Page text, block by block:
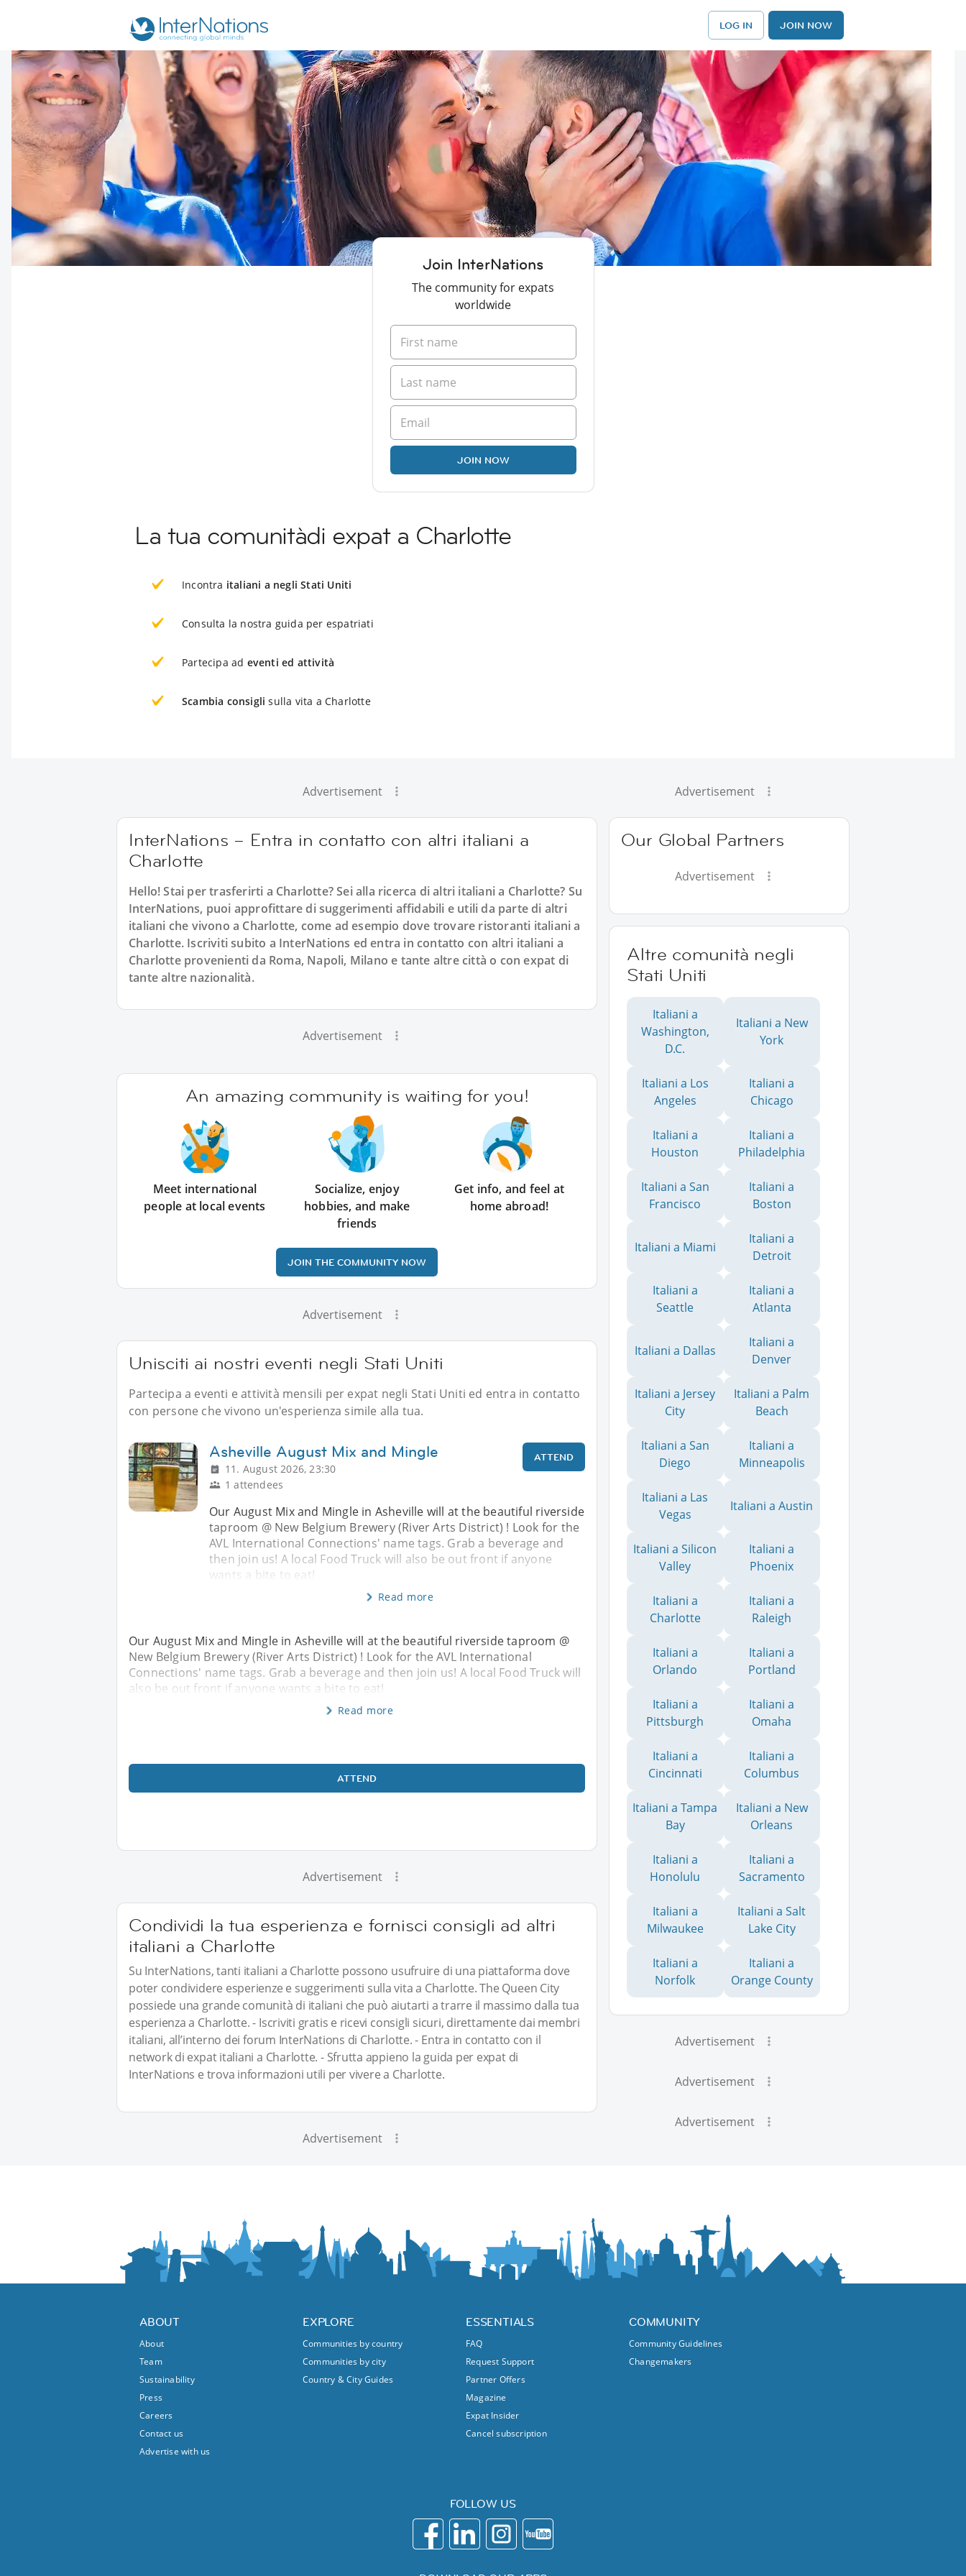
LOG IN JOIN NOW
Join InterNations
The community for expats
worldwide
JOIN NOW
La tua comunitàdi expat a Charlotte
Incontra italiani a negli Stati Uniti
Consulta la nostra guida per espatriati
Partecipa ad eventi ed attività
Scambia consigli sulla vita a Charlotte
Advertisement
InterNations – Entra in contatto con altri italiani a
Charlotte
Hello! Stai per trasferirti a Charlotte? Sei alla ricerca di altri italiani a Charlotte? Su
InterNations, puoi approfittare di suggerimenti affidabili e utili da parte di altri
italiani che vivono a Charlotte, come ad esempio dove trovare ristoranti italiani a
Charlotte. Iscriviti subito a InterNations ed entra in contatto con altri italiani a
Charlotte provenienti da Roma, Napoli, Milano e tante altre città o con expat di
tante altre nazionalità.
Advertisement
An amazing community is waiting for you!
Meet international
people at local events
Socialize, enjoy
hobbies, and make
friends
Get info, and feel at
home abroad!
JOIN THE COMMUNITY NOW
Advertisement
Unisciti ai nostri eventi negli Stati Uniti
Partecipa a eventi e attività mensili per expat negli Stati Uniti ed entra in contatto
con persone che vivono un'esperienza simile alla tua.
Asheville August Mix and Mingle
11. August 2026, 23:30
1 attendees
ATTEND
Our August Mix and Mingle in Asheville will at the beautiful riverside
taproom @ New Belgium Brewery (River Arts District) ! Look for the
AVL International Connections' name tags. Grab a beverage and
then join us! A local Food Truck will also be out front if anyone
wants a bite to eat!
Read more
Our August Mix and Mingle in Asheville will at the beautiful riverside taproom @
New Belgium Brewery (River Arts District) ! Look for the AVL International
Connections' name tags. Grab a beverage and then join us! A local Food Truck will
also be out front if anyone wants a bite to eat!
Read more
ATTEND
Advertisement
Condividi la tua esperienza e fornisci consigli ad altri
italiani a Charlotte
Su InterNations, tanti italiani a Charlotte possono usufruire di una piattaforma dove
poter condividere esperienze e suggerimenti sulla vita a Charlotte. The Queen City
possiede una grande comunità di italiani che può aiutarti a trarre il massimo dalla tua
esperienza a Charlotte. - Iscriviti gratis e ricevi consigli sicuri, direttamente dai membri
italiani, all’interno dei forum InterNations di Charlotte. - Entra in contatto con il
network di expat italiani a Charlotte. - Sfrutta appieno la guida per expat di
InterNations e trova informazioni utili per vivere a Charlotte.
Advertisement
Advertisement
Our Global Partners
Advertisement
Altre comunità negli
Stati Uniti
Italiani a
Washington,
D.C.
Italiani a New
York
Italiani a Los
Angeles
Italiani a
Chicago
Italiani a
Houston
Italiani a
Philadelphia
Italiani a San
Francisco
Italiani a
Boston
Italiani a Miami
Italiani a
Detroit
Italiani a
Seattle
Italiani a
Atlanta
Italiani a Dallas
Italiani a
Denver
Italiani a Jersey
City
Italiani a Palm
Beach
Italiani a San
Diego
Italiani a
Minneapolis
Italiani a Las
Vegas
Italiani a Austin
Italiani a Silicon
Valley
Italiani a
Phoenix
Italiani a
Charlotte
Italiani a
Raleigh
Italiani a
Orlando
Italiani a
Portland
Italiani a
Pittsburgh
Italiani a
Omaha
Italiani a
Cincinnati
Italiani a
Columbus
Italiani a Tampa
Bay
Italiani a New
Orleans
Italiani a
Honolulu
Italiani a
Sacramento
Italiani a
Milwaukee
Italiani a Salt
Lake City
Italiani a
Norfolk
Italiani a
Orange County
Advertisement
Advertisement
Advertisement
ABOUT
About
Team
Sustainability
Press
Careers
Contact us
Advertise with us
EXPLORE
Communities by country
Communities by city
Country & City Guides
ESSENTIALS
FAQ
Request Support
Partner Offers
Magazine
Expat Insider
Cancel subscription
COMMUNITY
Community Guidelines
Changemakers
FOLLOW US